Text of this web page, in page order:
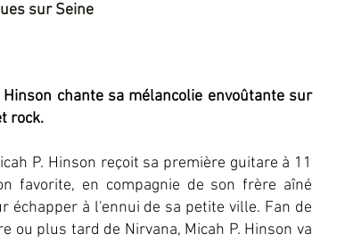
sur Seine
chante sa mélancolie envoûtante sur
rock.
P. Hinson reçoit sa première guitare à 11
favorite, en compagnie de son frère aîné
échapper à l'ennui de sa petite ville. Fan de
ou plus tard de Nirvana, Micah P. Hinson va